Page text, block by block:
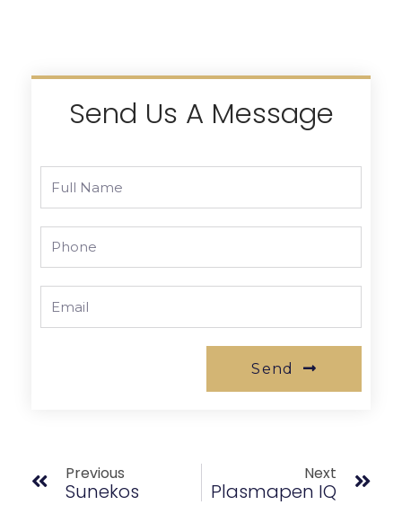
Send Us A Message
Send
Previous
Sunekos
Next
Plasmapen IQ